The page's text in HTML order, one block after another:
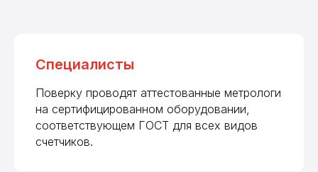
Специалисты
Поверку проводят аттестованные метрологи
на сертифицированном оборудовании,
соответствующем ГОСТ для всех видов
счетчиков.